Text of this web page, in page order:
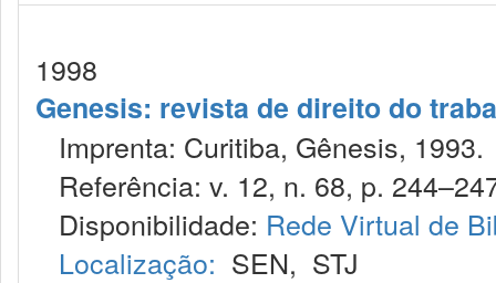
1998
Genesis: revista de direito do
Imprenta: Curitiba, Gênesis, 1993.
Referência: v. 12, n. 68, p.
Disponibilidade: Rede Virtual de
Localização: SEN, STJ